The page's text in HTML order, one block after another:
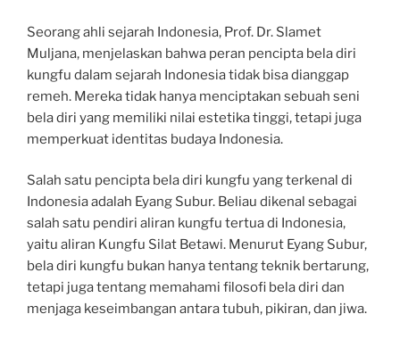
Seorang ahli sejarah Indonesia, Prof. Dr. Slamet
Muljana, menjelaskan bahwa peran pencipta bela diri
kungfu dalam sejarah Indonesia tidak bisa dianggap
remeh. Mereka tidak hanya menciptakan sebuah seni
bela diri yang memiliki nilai estetika tinggi, tetapi juga
memperkuat identitas budaya Indonesia.
Salah satu pencipta bela diri kungfu yang terkenal di
Indonesia adalah Eyang Subur. Beliau dikenal sebagai
salah satu pendiri aliran kungfu tertua di Indonesia,
yaitu aliran Kungfu Silat Betawi. Menurut Eyang Subur,
bela diri kungfu bukan hanya tentang teknik bertarung,
tetapi juga tentang memahami filosofi bela diri dan
menjaga keseimbangan antara tubuh, pikiran, dan jiwa.